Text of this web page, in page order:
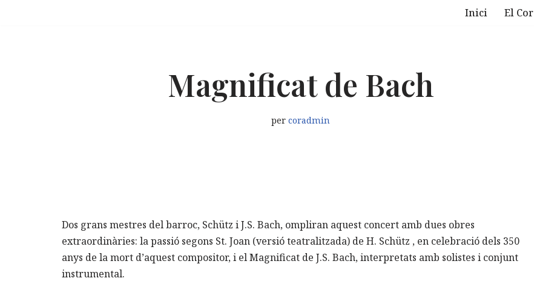
Inici El Cor
Magnificat de Bach
per coradmin
Dos grans mestres del barroc, Schütz i J.S. Bach, ompliran aquest concert amb dues obres
extraordinàries: la passió segons St. Joan (versió teatralitzada) de H. Schütz , en celebració dels 350
anys de la mort d’aquest compositor, i el Magnificat de J.S. Bach, interpretats amb solistes i conjunt
instrumental.